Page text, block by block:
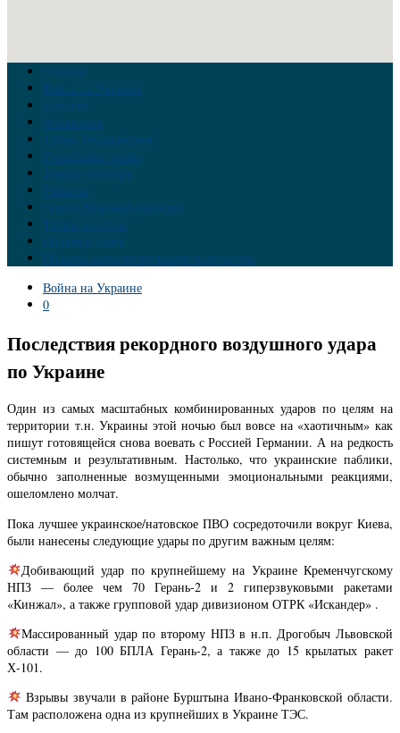
Главная
Война на Украине
Новости
Аналитика
Тайны Геополитики
Российские элиты
Теория заговора
Украина
Новый Мировой Порядок
Тайны истории
Обратная связь
Правила комментирования материалов
Война на Украине
0
Последствия рекордного воздушного удара
по Украине
Один из самых масштабных комбинированных ударов по целям на
территории т.н. Украины этой ночью был вовсе на «хаотичным» как
пишут готовящейся снова воевать с Россией Германии. А на редкость
системным и результативным. Настолько, что украинские паблики,
обычно заполненные возмущенными эмоциональными реакциями,
ошеломлено молчат.
Пока лучшее украинское/натовское ПВО сосредоточили вокруг Киева,
были нанесены следующие удары по другим важным целям:
Добивающий удар по крупнейшему на Украине Кременчугскому
НПЗ — более чем 70 Герань-2 и 2 гиперзвуковыми ракетами
«Кинжал», а также групповой удар дивизионом ОТРК «Искандер» .
Массированный удар по второму НПЗ в н.п. Дрогобыч Львовской
области — до 100 БПЛА Герань-2, а также до 15 крылатых ракет
Х-101.
Взрывы звучали в районе Бурштына Ивано-Франковской области.
Там расположена одна из крупнейших в Украине ТЭС.